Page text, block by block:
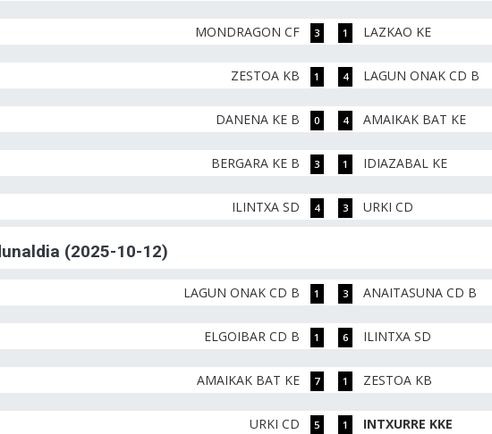
MONDRAGON CF 3 1 LAZKAO KE
ZESTOA KB 1 4 LAGUN ONAK CD B
DANENA KE B 0 4 AMAIKAK BAT KE
BERGARA KE B 3 1 IDIAZABAL KE
ILINTXA SD 4 3 URKI CD
(2025-10-12)
LAGUN ONAK CD B 1 3 ANAITASUNA CD B
ELGOIBAR CD B 1 6 ILINTXA SD
AMAIKAK BAT KE 7 1 ZESTOA KB
URKI CD 5 1 INTXURRE KKE